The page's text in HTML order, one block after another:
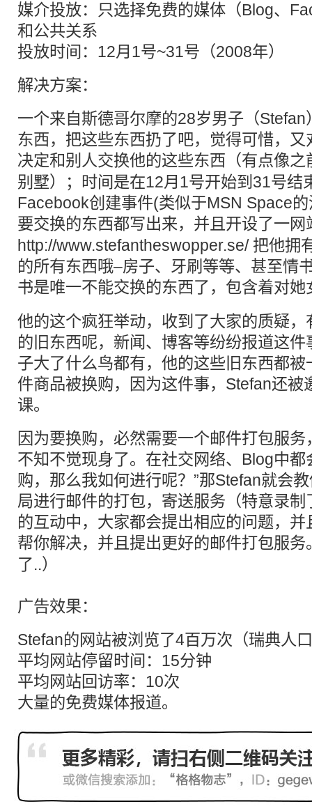
媒介投放：只选择免费的媒体（Blog、
和公共关系
投放时间：12月1号~31号（2008年）
解决方案：
一个来自斯德哥尔摩的28岁男子（
东西，把这些东西扔了吧，觉得可惜，
决定和别人交换他的这些东西（有点像
别墅）；时间是在12月1号开始到31号结
Facebook创建事件(类似于MSN Space
要交换的东西都写出来，并且开设了一网
http://www.stefantheswopper.se/把他拥
的所有东西哦–房子、牙刷等等、甚至情
书是唯一不能交换的东西了，包含着对
他的这个疯狂举动，收到了大家的质疑
的旧东西呢，新闻、博客等纷纷报道这
子大了什么鸟都有，他的这些旧东西都
件商品被换购，因为这件事，Stefan还被
课。
因为要换购，必然需要一个邮件打包服
不知不觉现身了。在社交网络、Blog中都
购，那么我如何进行呢？”那Stefan就会
局进行邮件的打包，寄送服务（特意录
的互动中，大家都会提出相应的问题，
帮你解决，并且提出更好的邮件打包服务
了..）
广告效果：
Stefan的网站被浏览了4百万次（瑞典人
平均网站停留时间：15分钟
平均网站回访率：10次
大量的免费媒体报道。